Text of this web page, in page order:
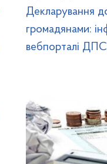
Декларування
громадянами:
вебпорталі ДПС